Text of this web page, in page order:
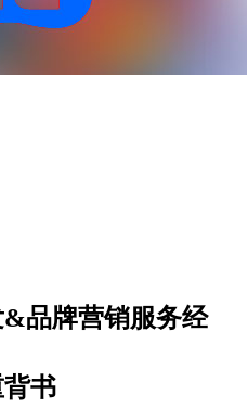
品牌营销服务经
书